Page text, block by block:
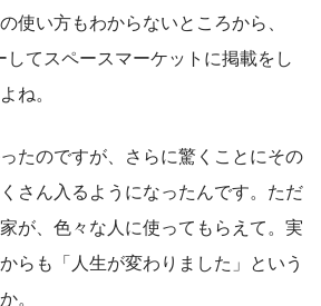
使い方もわからないところから、
てスペースマーケットに掲載をし
ね。
たのですが、さらに驚くことにその
さん入るようになったんです。ただ
が、色々な人に使ってもらえて。実
らも「人生が変わりました」という
。